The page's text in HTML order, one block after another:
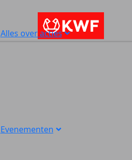
Alles over acties
Evenementen